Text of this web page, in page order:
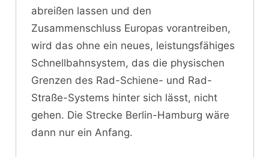
abreißen lassen und den
Zusammenschluss Europas vorantreiben,
wird das ohne ein neues, leistungsfähiges
Schnellbahnsystem, das die physischen
Grenzen des Rad-Schiene- und Rad-
Straße-Systems hinter sich lässt, nicht
gehen. Die Strecke Berlin-Hamburg wäre
dann nur ein Anfang.